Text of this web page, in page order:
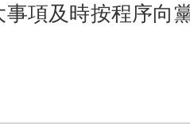
事項及時按程序向